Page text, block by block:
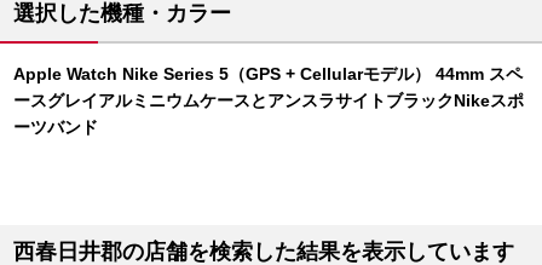
選択した機種・カラー
Apple Watch Nike Series 5（GPS + Cellularモデル） 44mm スペ
ースグレイアルミニウムケースとアンスラサイトブラックNikeスポ
ーツバンド
西春日井郡の店舗を検索した結果を表示しています